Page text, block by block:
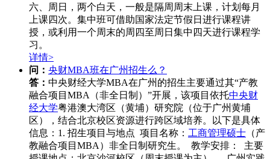
六、周日，两个白天，一般是隔周周末上课，计划每月
上课四次。集中班可借助国家法定节假日进行课程讲
授，或利用一个周末的周四至周日集中四天进行课程学
习。
详情>
问： 央财MBA班在广州招生么？
答： 中央财经大学MBA在广州的招生主要通过其“产教
融合项目MBA（非全日制）”开展，该项目依托中央财
经大学粤港澳大湾区（黄埔）研究院（位于广州黄埔
区），结合北京校区资源进行跨区域培养。以下是具体
信息：1. 招生项目与地点 项目名称： 工商管理硕士 （产
教融合项目MBA）非全日制研究生。 教学安排： 主要